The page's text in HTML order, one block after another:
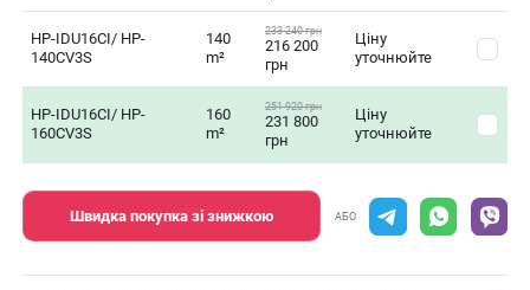
HP-IDU16CI/ HP-
140CV3S
140
m²
233 240 грн
216 200
грн
Ціну
уточнюйте
HP-IDU16CI/ HP-
160CV3S
160
m²
251 920 грн
231 800
грн
Ціну
уточнюйте
Швидка покупка зі знижкою АБО